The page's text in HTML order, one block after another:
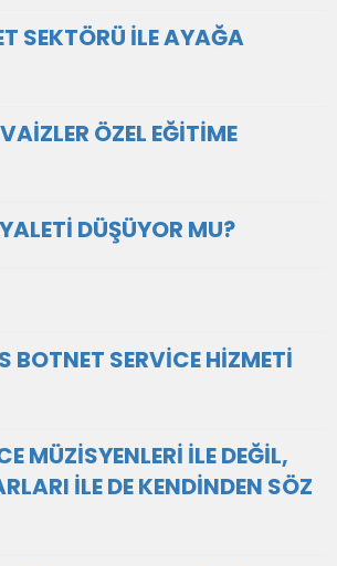
SEKTÖRÜ İLE AYAĞA
ÖZEL EĞİTİME
DÜŞÜYOR MU?
BOTNET SERVİCE HİZMETİ
MÜZİSYENLERİ İLE DEĞİL,
İLE DE KENDİNDEN SÖZ